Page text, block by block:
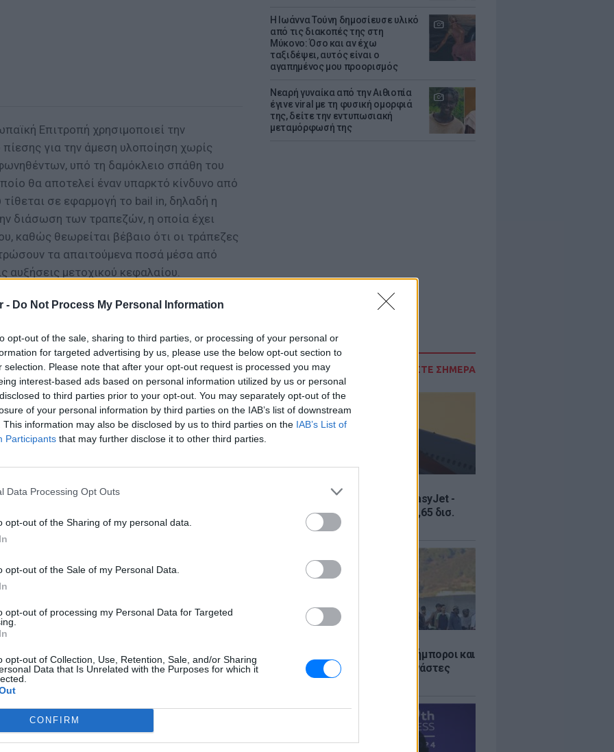
- Do Not Process My Personal Information
opt-out of the sale, sharing to third parties, or processing of your personal or
for targeted advertising by us, please use the below opt-out section to
selection. Please note that after your opt-out request is processed you may
interest-based ads based on personal information utilized by us or personal
to third parties prior to your opt-out. You may separately opt-out of the
of your personal information by third parties on the IAB’s list of downstream
This information may also be disclosed by us to third parties on the IAB’s List of
Participants that may further disclose it to other third parties.
Data Processing Opt Outs
opt-out of the Sharing of my personal data.
opt-out of the Sale of my Personal Data.
opt-out of processing my Personal Data for Targeted
opt-out of Collection, Use, Retention, Sale, and/or Sharing
Data that Is Unrelated with the Purposes for which it
CONFIRM
Η Ιωάννα Τούνη δημοσίευσε υλικό
από τις διακοπές της στη
Μύκονο: Όσο και αν έχω
ταξιδέψει, αυτός είναι ο
αγαπημένος μου προορισμός
Νεαρή γυναίκα από την Αιθιοπία
έγινε viral με τη φυσική ομορφιά
της, δείτε την εντυπωσιακή
μεταμόρφωσή της
ΔΙΑΒΑΣΤΕ ΣΗΜΕΡΑ
Συμφωνία εξαγοράς για την EasyJet -
Στην αμερικανική Appolo για 6,65 δισ.
Θέουτα: «Οι κάτοικοι είναι ανήμποροι και
γεμάτοι αγωνία» - 5.000 μετανάστες
παραμένουν στην περιοχή
Επιτροπή χρησιμοποιεί την
για την άμεση υλοποίηση χωρίς
υπό τη δαμόκλειο σπάθη του
θα αποτελεί έναν υπαρκτό κίνδυνο από
σε εφαρμογή το bail in, δηλαδή η
διάσωση των τραπεζών, η οποία έχει
καθώς θεωρείται βέβαιο ότι οι τράπεζες
τα απαιτούμενα ποσά μέσα από
αυξήσεις μετοχικού κεφαλαίου.
για τις τράπεζες είναι το
tests των τραπεζών. Βάσει αυτών των
και το τελικό ποσό που απαιτείται για
ανάγκες όπως θα διαμορφωθούν
αξιολόγηση ποιότητας στοιχείων
15 δισ. ευρώ και μετά την αφαίρεση των
κερδοφορία κ.ά. το τελικό ύψος
9 με 10 δισ. ευρώ.